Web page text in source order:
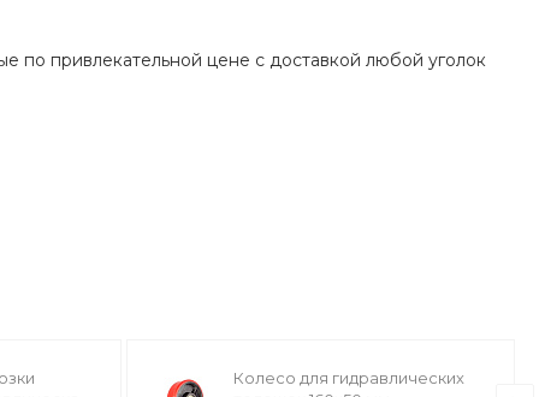
по привлекательной цене с доставкой любой уголок
Колесо для гидравлических